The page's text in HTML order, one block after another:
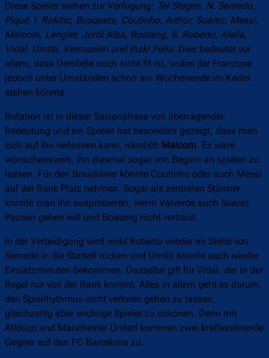
Diese Spieler stehen zur Verfügung: Ter Stegen, N. Semedo,
Piqué, I. Rakitic, Busquets, Coutinho, Arthur, Suárez, Messi,
Malcom, Lenglet, Jordi Alba, Boateng, S. Roberto, Aleñá,
Vidal, Umtiti, Vermaelen und Iñaki Peña. Dies bedeutet vor
allem, dass Dembélé noch nicht fit ist, wobei der Franzose
jedoch unter Umständen schon am Wochenende im Kader
stehen könnte.
Rotation ist in dieser Saisonphase von überragender
Bedeutung und ein Spieler hat besonders gezeigt, dass man
sich auf ihn verlassen kann, nämlich Malcom. Es wäre
wünschenswert, ihn diesmal sogar von Beginn an spielen zu
lassen. Für den Brasilianer könnte Coutinho oder auch Messi
auf der Bank Platz nehmen. Sogar als zentralen Stürmer
könnte man ihn ausprobieren, wenn Valverde auch Suárez
Pausen geben will und Boateng nicht vertraut.
In der Verteidigung wird wohl Roberto wieder an Stelle von
Semedo in die Startelf rücken und Umtiti könnte auch wieder
Einsatzminuten bekommen. Dasselbe gilt für Vidal, der in der
Regel nur von der Bank kommt. Alles in allem geht es darum,
den Spielrhythmus nicht verloren gehen zu lassen,
gleichzeitig aber wichtige Spieler zu schonen. Denn mit
Atlético und Manchester United kommen zwei kräftezehrende
Gegner auf den FC Barcelona zu.